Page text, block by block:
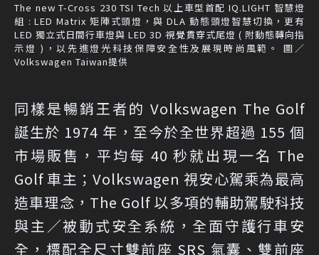
The new T-Cross 230 TSI Tech 以上車型首配 IQ.LIGHT 智慧燈
組 : LED Matrix 矩陣式頭燈，與 DLA 動態頭燈智慧切換，更有
LED 獨立式日間行車燈與 LED 3D 視覺貫穿式尾燈 ( 附動態轉向指
示燈 )，以先進燈光科技保障安全性及展現時尚風範。 圖／
Volkswagen Taiwan提供
同樣是暢銷王者的 Volkswagen The Golf
誕生於 1974 年，至今於全世界超過 155 個
市場販售，平均每 40 秒就出現一名 The
Golf 車主；Volkswagen 視安心駕乘為最高
造車理念，The Golf 以多項的輔助駕駛科技
與主／被動式安全系統，全面守護行車安
全，標配全尺寸雙前座 SRS 氣囊、雙前座